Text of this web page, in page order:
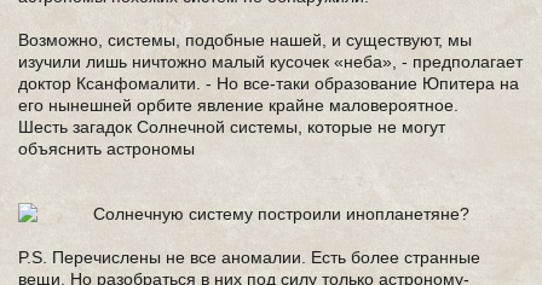
Возможно, системы, подобные нашей, и существуют, мы
изучили лишь ничтожно малый кусочек «неба», - предполагает
доктор Ксанфомалити. - Но все-таки образование Юпитера на
его нынешней орбите явление крайне маловероятное.
Шесть загадок Солнечной системы, которые не могут
объяснить астрономы
P.S. Перечислены не все аномалии. Есть более странные
вещи. Но разобраться в них под силу только астроному-